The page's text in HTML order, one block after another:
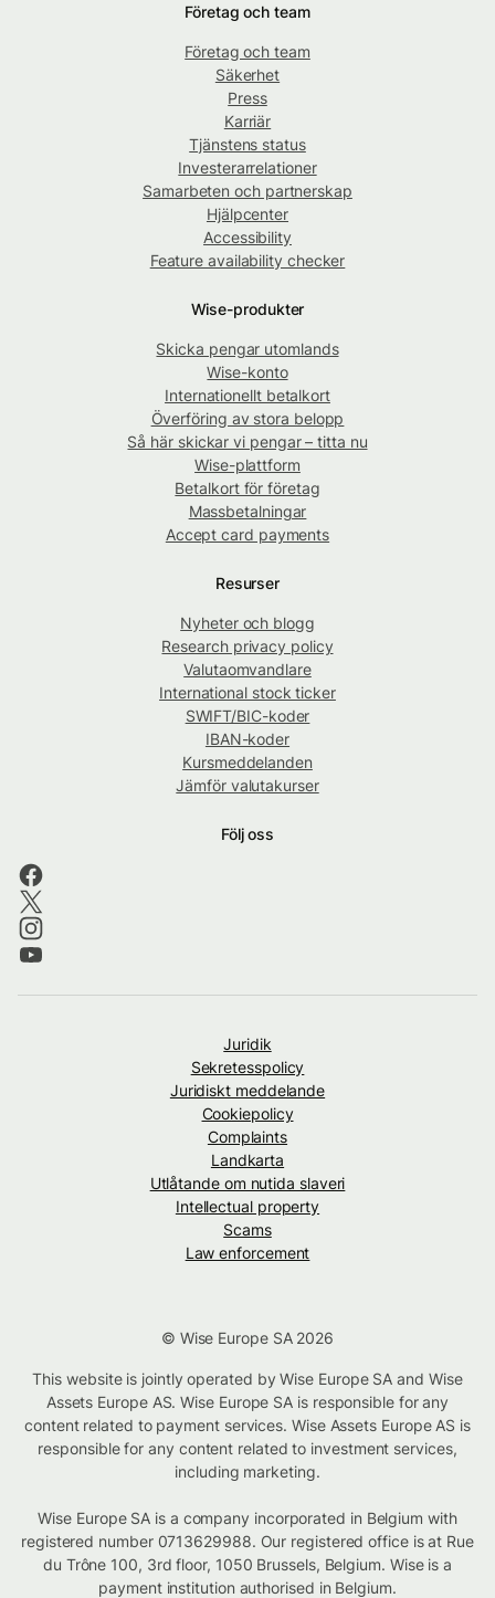
Företag och team
Företag och team
Säkerhet
Press
Karriär
Tjänstens status
Investerarrelationer
Samarbeten och partnerskap
Hjälpcenter
Accessibility
Feature availability checker
Wise-produkter
Skicka pengar utomlands
Wise-konto
Internationellt betalkort
Överföring av stora belopp
Så här skickar vi pengar – titta nu
Wise-plattform
Betalkort för företag
Massbetalningar
Accept card payments
Resurser
Nyheter och blogg
Research privacy policy
Valutaomvandlare
International stock ticker
SWIFT/BIC-koder
IBAN-koder
Kursmeddelanden
Jämför valutakurser
Följ oss
Juridik
Sekretesspolicy
Juridiskt meddelande
Cookiepolicy
Complaints
Landkarta
Utlåtande om nutida slaveri
Intellectual property
Scams
Law enforcement
© Wise Europe SA 2026
This website is jointly operated by Wise Europe SA and Wise
Assets Europe AS. Wise Europe SA is responsible for any
content related to payment services. Wise Assets Europe AS is
responsible for any content related to investment services,
including marketing.
Wise Europe SA is a company incorporated in Belgium with
registered number 0713629988. Our registered office is at Rue
du Trône 100, 3rd floor, 1050 Brussels, Belgium. Wise is a
payment institution authorised in Belgium.